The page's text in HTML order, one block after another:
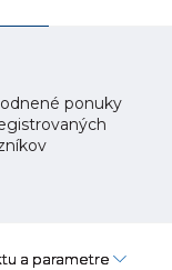
ponuky
a parametre